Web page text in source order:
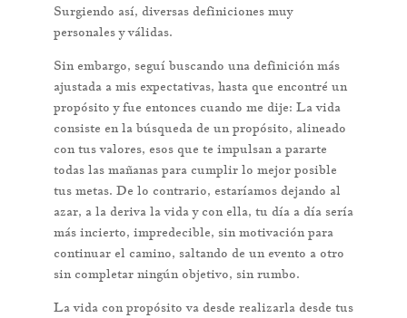
Surgiendo así, diversas definiciones muy
personales y válidas.
Sin embargo, seguí buscando una definición más
ajustada a mis expectativas, hasta que encontré un
propósito y fue entonces cuando me dije: La vida
consiste en la búsqueda de un propósito, alineado
con tus valores, esos que te impulsan a pararte
todas las mañanas para cumplir lo mejor posible
tus metas. De lo contrario, estaríamos dejando al
azar, a la deriva la vida y con ella, tu día a día sería
más incierto, impredecible, sin motivación para
continuar el camino, saltando de un evento a otro
sin completar ningún objetivo, sin rumbo.
La vida con propósito va desde realizarla desde tus